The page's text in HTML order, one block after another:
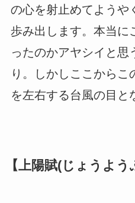
の心を射止めてようや
歩み出します。本当に
ったのかアヤシイと思
り。しかしここから
を左右する台風の目と
【上陽賦(じょうよ